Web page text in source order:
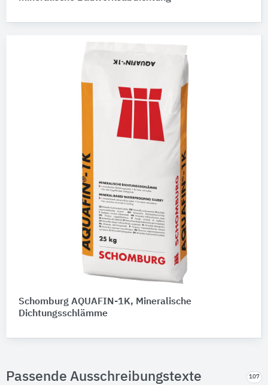
Schomburg AQUAFIN-1K, Mineralische
Dichtungsschlämme
Passende Ausschreibungstexte 107